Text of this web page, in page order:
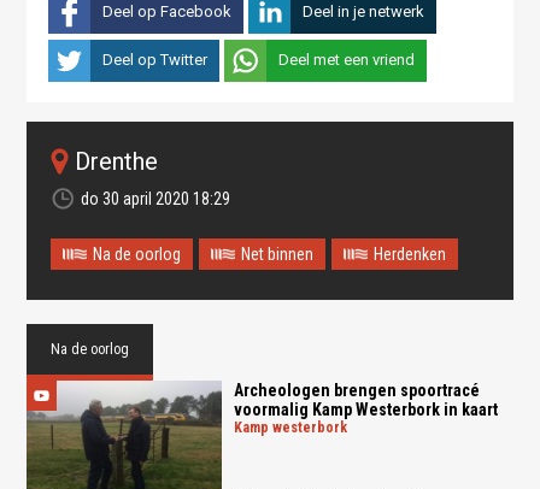
Deel op Facebook Deel in je netwerk
Deel op Twitter Deel met een vriend
Drenthe
do 30 april 2020 18:29
Na de oorlog Net binnen Herdenken
Na de oorlog
Archeologen brengen spoortracé
voormalig Kamp Westerbork in kaart
kamp westerbork